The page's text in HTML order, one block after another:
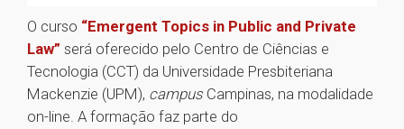
O curso “Emergent Topics in Public and Private
Law” será oferecido pelo Centro de Ciências e
Tecnologia (CCT) da Universidade Presbiteriana
Mackenzie (UPM), campus Campinas, na modalidade
on-line. A formação faz parte do